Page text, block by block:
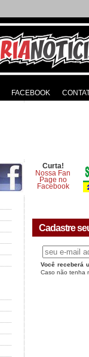
FACEBOOK
Curta!
Nossa Fan
Page no
Facebook
Cadastre
Você receberá
Caso não tenha